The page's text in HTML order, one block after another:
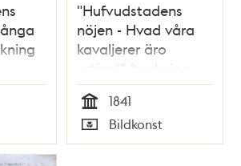
"Hufvudstadens
nöjen - Hvad våra
kavaljerer äro
artige!" (teckning
1841)
Tid
1841
Typ
Bildkonst